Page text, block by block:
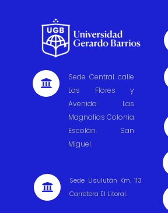

Sede Central calle
Las Flores y
Avenida Las
Magnolias Colonia
Escolán. San
Miguel.

Sede Usulután Km. 113
Carretera El Litoral.